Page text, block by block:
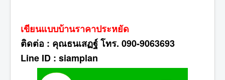
เขียนแบบบ้านราคาประหยัด
ติดต่อ : คุณธนเสฏฐ์ โทร. 090-9063693
Line ID : siamplan